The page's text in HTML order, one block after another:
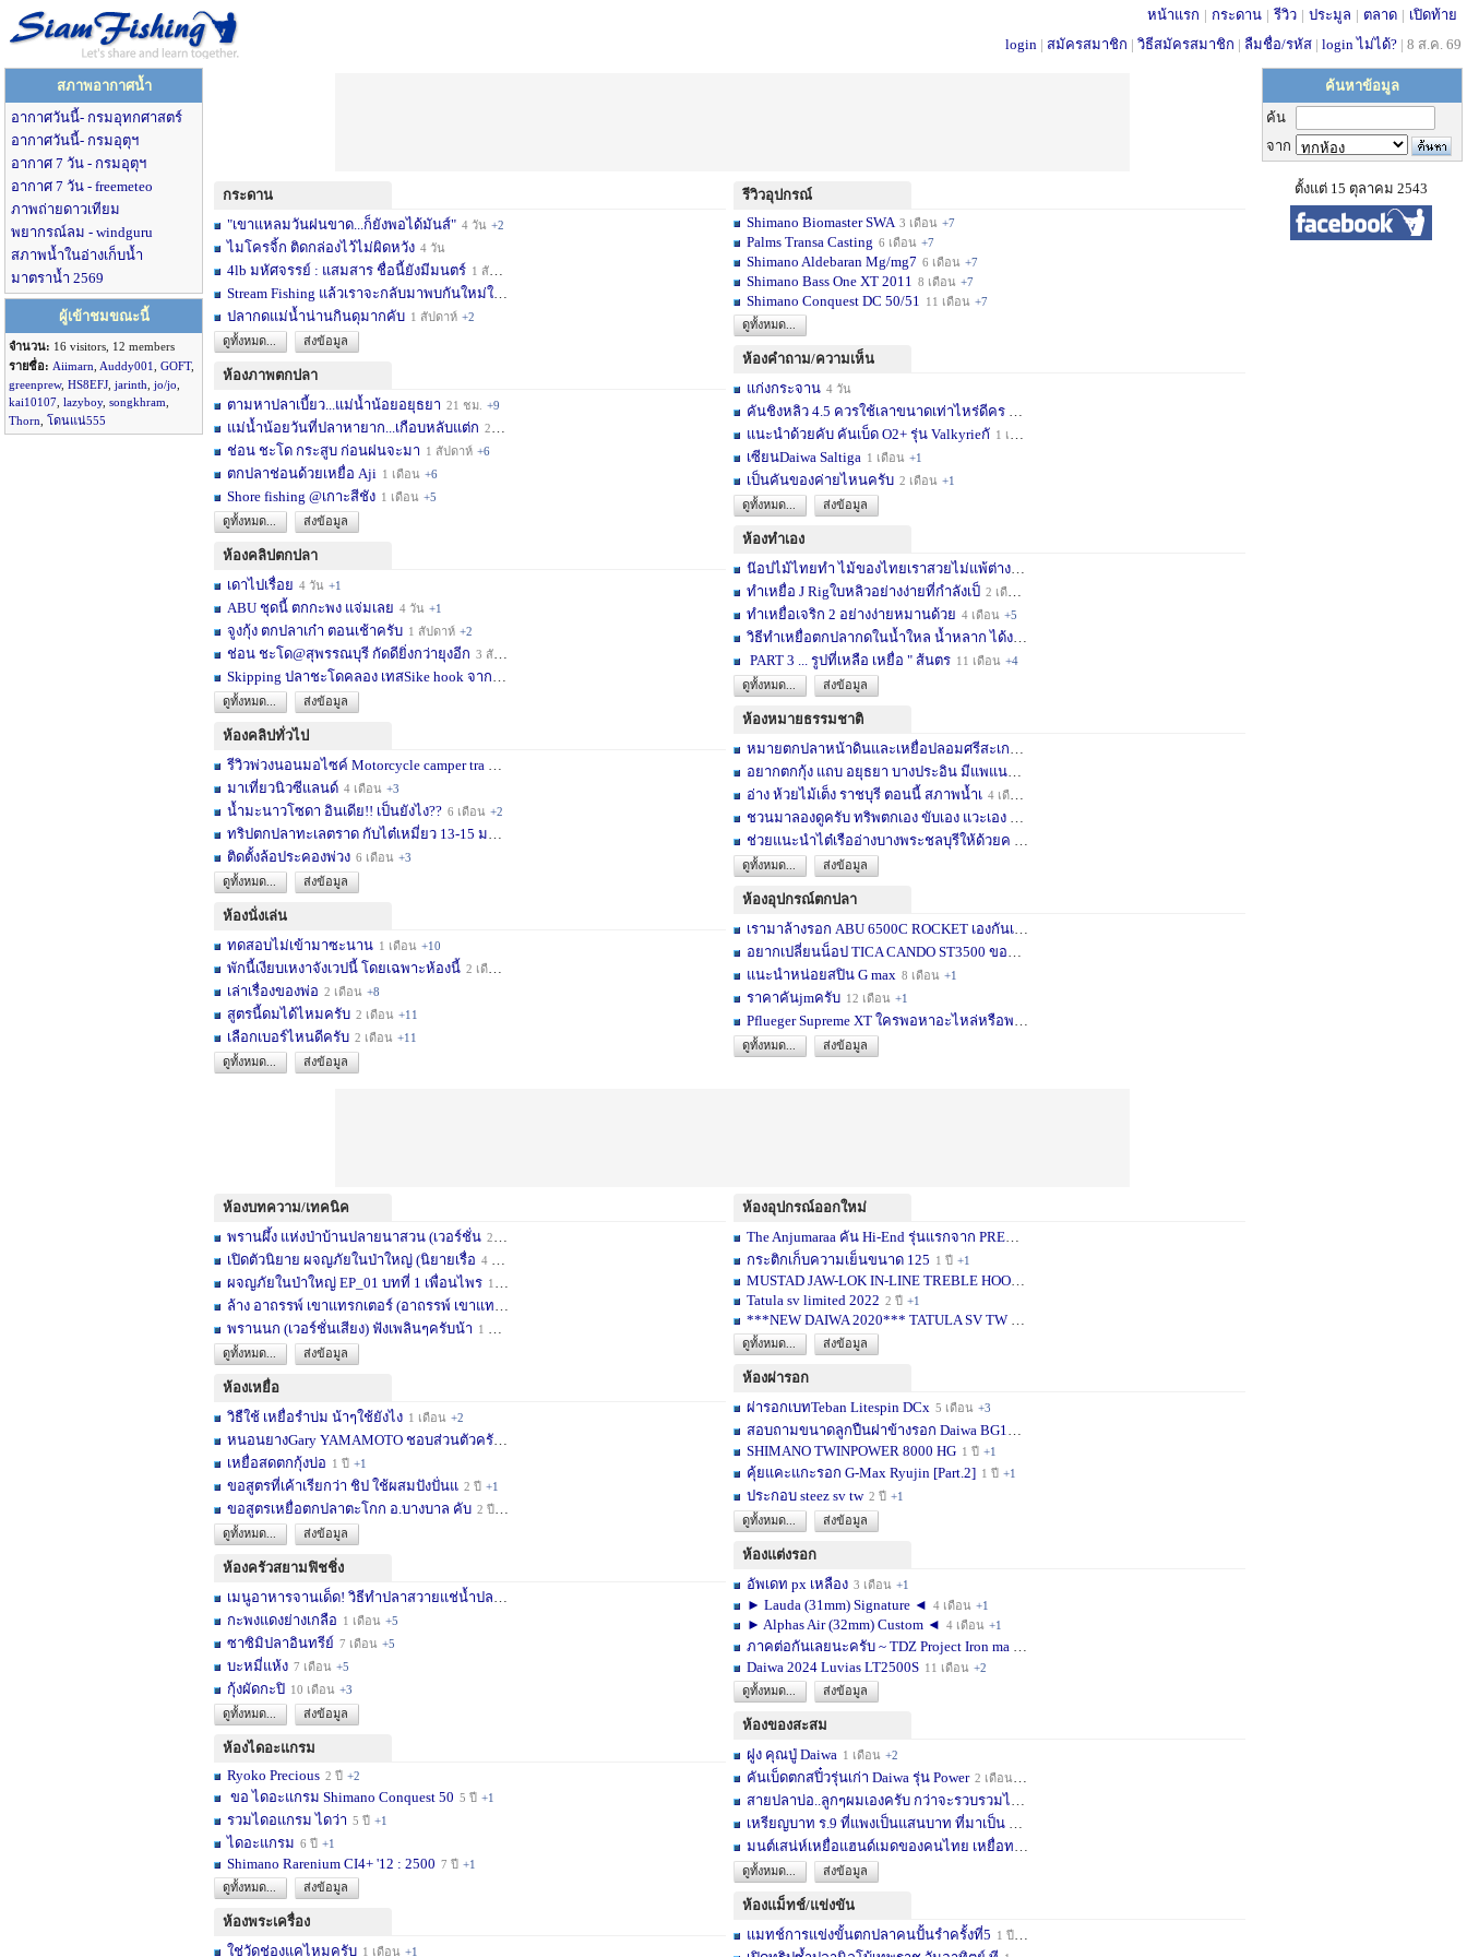
หน้าแรก | กระดาน | รีวิว | ประมูล | ตลาด | เปิดท้าย
login | สมัครสมาชิก | วิธีสมัครสมาชิก | ลืมชื่อ/รหัส | login ไม่ได้? | 8 ส.ค. 69
สภาพอากาศน้ำ
อากาศวันนี้- กรมอุทกศาสตร์
อากาศวันนี้- กรมอุตุฯ
อากาศ 7 วัน - กรมอุตุฯ
อากาศ 7 วัน - freemeteo
ภาพถ่ายดาวเทียม
พยากรณ์ลม - windguru
สภาพน้ำในอ่างเก็บน้ำ
มาตราน้ำ 2569
ผู้เข้าชมขณะนี้
จำนวน: 16 visitors, 12 members
รายชื่อ: Aiimarn Auddy001 GOFT,
greenprew, HS8EFJ jarinth jo/jo
kai10107 lazyboy, songkhram
Thorn โดนแน่555
กระดาน
"เขาแหลมวันฝนขาด...ก็ยังพอได้มันส์" 4 วัน +2
ไมโครจิ้ก ติดกล่องไว้ไม่ผิดหวัง 4 วัน
4lb มหัศจรรย์ : แสมสาร ชื่อนี้ยังมีมนตร์ 1 สัปดาห์
Stream Fishing แล้วเราจะกลับมาพบกันใหม่ใ
ปลากดแม่น้ำน่านกินดุมากคับ 1 สัปดาห์ +2
ดูทั้งหมด...
ส่งข้อมูล
ห้องภาพตกปลา
ตามหาปลาเบี้ยว...แม่น้ำน้อยอยุธยา 21 ชม. +9
แม่น้ำน้อยวันที่ปลาหายาก...เกือบหลับแต่ก 21 ชม.
ช่อน ชะโด กระสูบ ก่อนฝนจะมา 1 สัปดาห์ +6
ตกปลาช่อนด้วยเหยื่อ Aji 1 เดือน +6
Shore fishing @เกาะสีชัง 1 เดือน +5
ดูทั้งหมด...
ส่งข้อมูล
ห้องคลิปตกปลา
เดาไปเรื่อย 4 วัน +1
ABU ชุดนี้ ตกกะพง แจ่มเลย 4 วัน +1
จูงกุ้ง ตกปลาเก๋า ตอนเช้าครับ 1 สัปดาห์ +2
ช่อน ชะโด@สุพรรณบุรี กัดดียิ่งกว่ายุงอีก 3 สัปดาห์
Skipping ปลาชะโดคลอง เทสSike hook จากLF
ดูทั้งหมด...
ส่งข้อมูล
ห้องคลิปทั่วไป
รีวิวพ่วงนอนมอไซค์ Motorcycle camper tra
มาเที่ยวนิวซีแลนด์ 4 เดือน +3
น้ำมะนาวโซดา อินเดีย!! เป็นยังไง?? 6 เดือน +2
ทริปตกปลาทะเลตราด กับไต๋เหมี่ยว 13-15 มก
ติดตั้งล้อประคองพ่วง 6 เดือน +3
ดูทั้งหมด...
ส่งข้อมูล
ห้องนั่งเล่น
ทดสอบไม่เข้ามาซะนาน 1 เดือน +10
พักนี้เงียบเหงาจังเวปนี้ โดยเฉพาะห้องนี้ 2 เดือน
เล่าเรื่องของพ่อ 2 เดือน +8
สูตรนี้ดมได้ไหมครับ 2 เดือน +11
เลือกเบอร์ไหนดีครับ 2 เดือน +11
ดูทั้งหมด...
ส่งข้อมูล
รีวิวอุปกรณ์
Shimano Biomaster SWA 3 เดือน +7
Palms Transa Casting 6 เดือน +7
Shimano Aldebaran Mg/mg7 6 เดือน +7
Shimano Bass One XT 2011 8 เดือน +7
Shimano Conquest DC 50/51 11 เดือน +7
ดูทั้งหมด...
ห้องคำถาม/ความเห็น
แก่งกระจาน 4 วัน
คันชิงหลิว 4.5 ควรใช้เลาขนาดเท่าไหร่ดีคร
แนะนำด้วยคับ คันเบ็ด O2+ รุ่น Valkyrieกั 1 เดือน
เซียนDaiwa Saltiga 1 เดือน +1
เป็นคันของค่ายไหนครับ 2 เดือน +1
ดูทั้งหมด...
ส่งข้อมูล
ห้องทำเอง
น๊อปไม้ไทยทำ ไม้ของไทยเราสวยไม่แพ้ต่างชา
ทำเหยื่อ J Rigใบหลิวอย่างง่ายที่กำลังเป็ 2 เดือน
ทำเหยื่อเจริก 2 อย่างง่ายหมานด้วย 4 เดือน +5
วิธีทำเหยื่อตกปลากดในน้ำใหล น้ำหลาก ได้ง
PART 3 ... รูปที่เหลือ เหยื่อ " ส้นตร 11 เดือน +4
ดูทั้งหมด...
ส่งข้อมูล
ห้องหมายธรรมชาติ
หมายตกปลาหน้าดินและเหยื่อปลอมศรีสะเกษครั
อยากตกกุ้ง แถบ อยุธยา บางประอิน มีแพแนะน
อ่าง ห้วยไม้เต็ง ราชบุรี ตอนนี้ สภาพน้ำเ 4 เดือน
ชวนมาลองดูครับ ทริพตกเอง ขับเอง แวะเอง จ
ช่วยแนะนำไต๋เรืออ่างบางพระชลบุรีให้ด้วยค
ดูทั้งหมด...
ส่งข้อมูล
ห้องอุปกรณ์ตกปลา
เรามาล้างรอก ABU 6500C ROCKET เองกันเถอ
อยากเปลี่ยนน็อป TICA CANDO ST3500 ขอคำแน
แนะนำหน่อยสปิน G max 8 เดือน +1
ราคาคันjmครับ 12 เดือน +1
Pflueger Supreme XT ใครพอหาอะไหล่หรือพอซ
ดูทั้งหมด...
ส่งข้อมูล
ห้องบทความ/เทคนิค
พรานผึ้ง แห่งป่าบ้านปลายนาสวน (เวอร์ชั่น 2 เดือน
เปิดตัวนิยาย ผจญภัยในป่าใหญ่ (นิยายเรื่อ 4 เดือน
ผจญภัยในป่าใหญ่ EP_01 บทที่ 1 เพื่อนไพร 11 เดือน
ล้าง อาถรรพ์ เขาแทรกเตอร์ (อาถรรพ์ เขาแท
พรานนก (เวอร์ชั่นเสียง) ฟังเพลินๆครับน้า 1 ปี
ดูทั้งหมด...
ส่งข้อมูล
ห้องเหยื่อ
วิธืใช้ เหยื่อรำบ่ม น้าๆใช้ยังไง 1 เดือน +2
หนอนยางGary YAMAMOTO ชอบส่วนตัวครับ... เ
เหยื่อสดตกกุ้งบ่อ 1 ปี +1
ขอสูตรที่เค้าเรียกว่า ชิป ใช้ผสมปังปั่นแ 2 ปี +1
ขอสูตรเหยื่อตกปลาตะโกก อ.บางบาล คับ 2 ปี
ดูทั้งหมด...
ส่งข้อมูล
ห้องครัวสยามฟิชชิ่ง
เมนูอาหารจานเด็ด! วิธีทำปลาสวายแช่น้ำปลา
กะพงแดงย่างเกลือ 1 เดือน +5
ซาซิมิปลาอินทรีย์ 7 เดือน +5
บะหมี่แห้ง 7 เดือน +5
กุ้งผัดกะปิ 10 เดือน +3
ดูทั้งหมด...
ส่งข้อมูล
ห้องไดอะแกรม
Ryoko Precious 2 ปี +2
ขอ ไดอะแกรม Shimano Conquest 50 5 ปี +1
รวมไดอแกรม ไดว่า 5 ปี +1
ไดอะแกรม 6 ปี +1
Shimano Rarenium CI4+ '12 : 2500 7 ปี +1
ดูทั้งหมด...
ส่งข้อมูล
ห้องพระเครื่อง
ใช่วัดช่องแคไหมครับ 1 เดือน +1
ห้องอุปกรณ์ออกใหม่
The Anjumaraa คัน Hi-End รุ่นแรกจาก PREY
กระติกเก็บความเย็นขนาด 125 1 ปี +1
MUSTAD JAW-LOK IN-LINE TREBLE HOOK - 5X
Tatula sv limited 2022 2 ปี +1
***NEW DAIWA 2020*** TATULA SV TW
ดูทั้งหมด...
ส่งข้อมูล
ห้องผ่ารอก
ผ่ารอกเบทTeban Litespin DCx 5 เดือน +3
สอบถามขนาดลูกปืนฝาข้างรอก Daiwa BG10
SHIMANO TWINPOWER 8000 HG 1 ปี +1
คุ้ยแคะแกะรอก G-Max Ryujin [Part.2] 1 ปี +1
ประกอบ steez sv tw 2 ปี +1
ดูทั้งหมด...
ส่งข้อมูล
ห้องแต่งรอก
อัพเดท px เหลือง 3 เดือน +1
► Lauda (31mm) Signature ◄ 4 เดือน +1
► Alphas Air (32mm) Custom ◄ 4 เดือน +1
ภาคต่อกันเลยนะครับ ~ TDZ Project Iron ma
Daiwa 2024 Luvias LT2500S 11 เดือน +2
ดูทั้งหมด...
ส่งข้อมูล
ห้องของสะสม
ฝูง คุณปู่ Daiwa 1 เดือน +2
คันเบ็ดตกสปิ๋วรุ่นเก่า Daiwa รุ่น Power 2 เดือน
สายปลาบ่อ..ลูกๆผมเองครับ กว่าจะรวบรวมได้
เหรียญบาท ร.9 ที่แพงเป็นแสนบาท ที่มาเป็น
มนต์เสน่ห์เหยื่อแฮนด์เมดของคนไทย เหยื่อท
ดูทั้งหมด...
ส่งข้อมูล
ห้องแม็ทช์/แข่งขัน
แมทช์การแข่งขั้นตกปลาคนปั้นรำครั้งที่5 1 ปี
ค้นหาข้อมูล
ค้น
จาก
ตั้งแต่ 15 ตุลาคม 2543